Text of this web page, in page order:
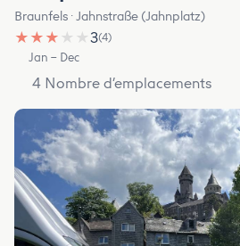
Braunfels · Jahnstraße (Jahnplatz)
★ ★ ★ ★ ★3(4)
Jan – Dec
4 Nombre d’emplacements